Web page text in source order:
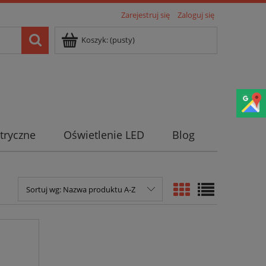
Zarejestruj się Zaloguj się
Koszyk:(pusty)
Oświetlenie LED
Blog
Sortuj wg: Nazwa produktu A-Z